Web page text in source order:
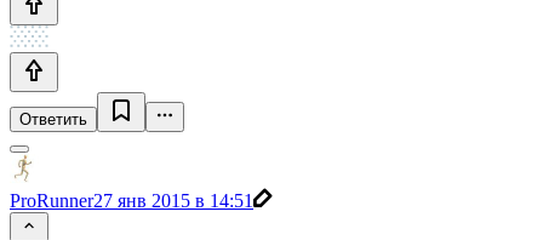
Ответить
ProRunner27 янв 2015 в 14:51